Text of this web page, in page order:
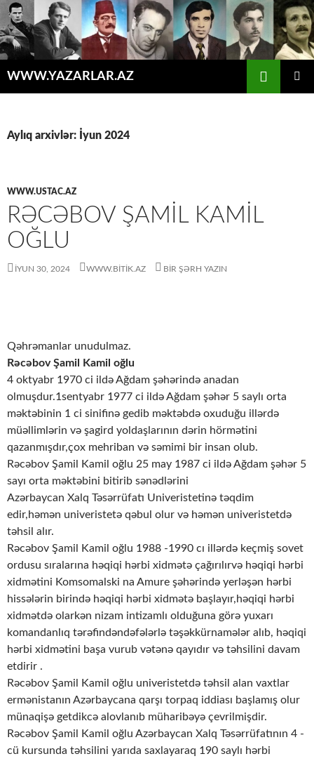
WWW.YAZARLAR.AZ
Aylıq arxivlər: İyun 2024
WWW.USTAC.AZ
RƏCƏBOV ŞAMIL KAMIL
OĞLU
İYUN 30, 2024 WWW.BITIK.AZ BIR ŞƏRH YAZIN
Qəhrəmanlar unudulmaz.
Rəcəbov Şamil Kamil oğlu
4 oktyabr 1970 ci ildə Ağdam şəhərində anadan
olmuşdur.1sentyabr 1977 ci ildə Ağdam şəhər 5 saylı orta
məktəbinin 1 ci sinifinə gedib məktəbdə oxuduğu illərdə
müəllimlərin və şagird yoldaşlarının dərin hörmətini
qazanmışdır,çox mehriban və səmimi bir insan olub.
Rəcəbov Şamil Kamil oğlu 25 may 1987 ci ildə Ağdam şəhər 5
sayı orta məktəbini bitirib sənədlərini
Azərbaycan Xalq Təsərrüfatı Univeristetinə təqdim
edir,həmən univeristetə qəbul olur və həmən univeristetdə
təhsil alır.
Rəcəbov Şamil Kamil oğlu 1988 -1990 cı illərdə keçmiş sovet
ordusu sıralarına həqiqi hərbi xidmətə çağırılırvə həqiqi hərbi
xidmətini Komsomalski na Amure şəhərində yerləşən hərbi
hissələrin birində həqiqi hərbi xidmətə başlayır,həqiqi hərbi
xidmətdə olarkən nizam intizamlı olduğuna görə yuxarı
komandanlıq tərəfindəndəfələrlə təşəkkürnamələr alıb, həqiqi
hərbi xidmətini başa vurub vətənə qayıdır və təhsilini davam
etdirir .
Rəcəbov Şamil Kamil oğlu univeristetdə təhsil alan vaxtlar
ermənistanın Azərbaycana qarşı torpaq iddiası başlamış olur
münaqişə getdikcə alovlanıb müharibəyə çevrilmişdir.
Rəcəbov Şamil Kamil oğlu Azərbaycan Xalq Təsərrüfatının 4 -
cü kursunda təhsilini yarıda saxlayaraq 190 saylı hərbi